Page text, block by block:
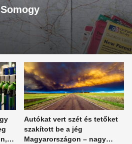
Somogy
Autókat vert szét és tetőket
szakított be a jég
Magyarországon – nagy